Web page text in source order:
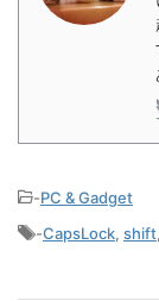
-PC & Gadget
-CapsLock, shift,